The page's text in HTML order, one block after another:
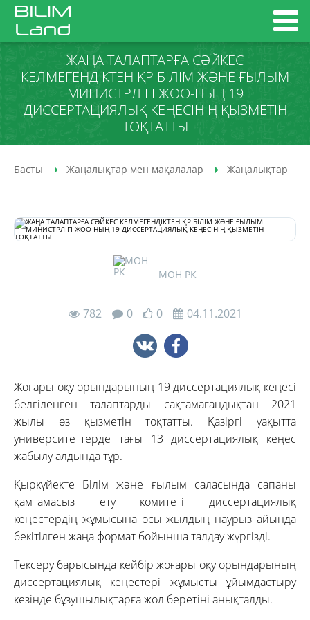
ЖАҢА ТАЛАПТАРҒА СӘЙКЕС
КЕЛМЕГЕНДІКТЕН ҚР БІЛІМ ЖӘНЕ ҒЫЛЫМ
МИНИСТРЛІГІ ЖОО-НЫҢ 19
ДИССЕРТАЦИЯЛЫҚ КЕҢЕСІНІҢ ҚЫЗМЕТІН
ТОҚТАТТЫ
Басты Жаңалықтар мен мақалалар Жаңалықтар
МОН РК
782 0 0 04.11.2021
Жоғары оқу орындарының 19 диссертациялық кеңесі
белгіленген талаптарды сақтамағандықтан 2021
жылы өз қызметін тоқтатты. Қазіргі уақытта
университеттерде тағы 13 диссертациялық кеңес
жабылу алдында тұр.
Қыркүйекте Білім және ғылым саласында сапаны
қамтамасыз ету комитеті диссертациялық
кеңестердің жұмысына осы жылдың наурыз айында
бекітілген жаңа формат бойынша талдау жүргізді.
Тексеру барысында кейбір жоғары оқу орындарының
диссертациялық кеңестері жұмысты ұйымдастыру
кезінде бұзушылықтарға жол беретіні анықталды.